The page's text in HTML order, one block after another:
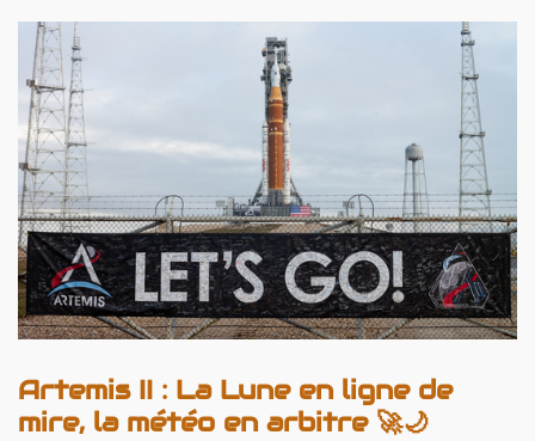
Artemis II : La Lune en ligne de
mire, la météo en arbitre 🚀🌙